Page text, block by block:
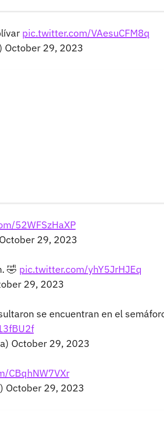
pic.twitter.com/VAesuCFM8q
October 29, 2023
52WFSzHaXP
October 29, 2023
🤣 pic.twitter.com/yhY5JrHJEq
29, 2023
se encuentran en el
October 29, 2023
CBqhNW7VXr
October 29, 2023